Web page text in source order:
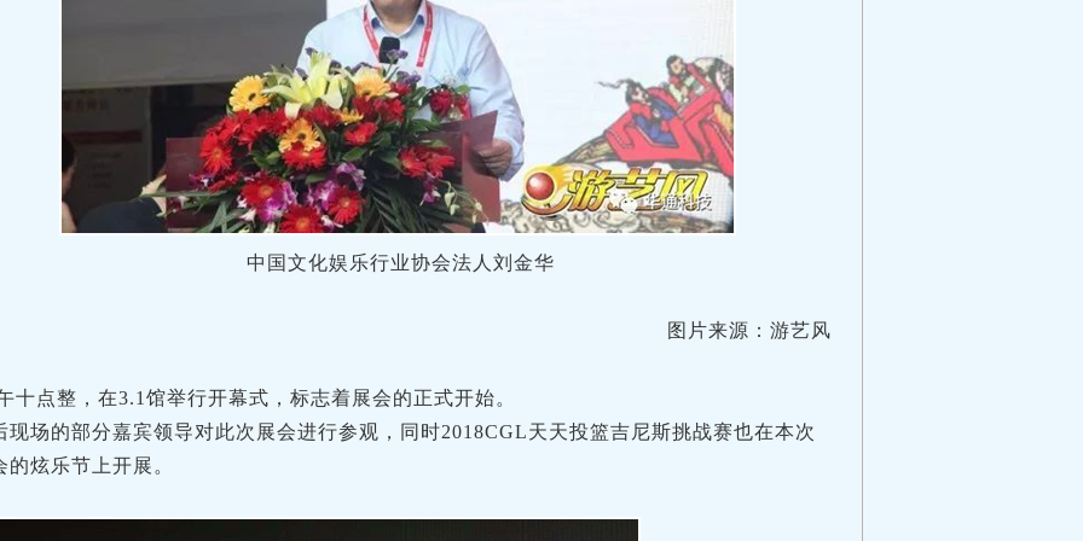
中国文化娱乐行业协会法人刘金华
图片来源：游艺风
十点整，在3.1馆举行开幕式，标志着展会的正式开始。
现场的部分嘉宾领导对此次展会进行参观，同时2018CGL天天投篮吉尼斯挑战赛也在本次
的炫乐节上开展。